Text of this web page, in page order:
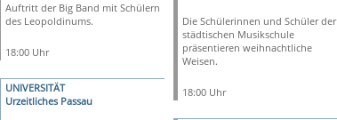
Auftritt der Big Band mit Schülern
des Leopoldinums.
18:00 Uhr
UNIVERSITÄT
Urzeitliches Passau
Die Schülerinnen und Schüler der
städtischen Musikschule
präsentieren weihnachtliche
Weisen.
18:00 Uhr